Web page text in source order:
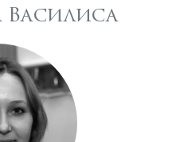
Василиса